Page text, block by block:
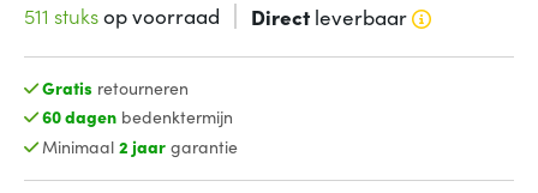
511 stuksop voorraad Directleverbaar
Gratis retourneren
60 dagenbedenktermijn
Minimaal 2 jaargarantie